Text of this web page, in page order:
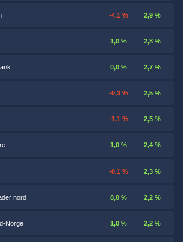
-4,1 % 2,9 %
1,0 % 2,8 %
0,0 % 2,7 %
-0,3 % 2,5 %
-1,1 % 2,5 %
1,0 % 2,4 %
-0,1 % 2,3 %
nord 8,0 % 2,2 %
Norge 1,0 % 2,2 %